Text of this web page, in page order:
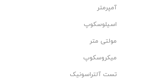
آمپرمتر
اسیلوسکوپ
مولتی متر
میکروسکوپ
تست آلتراسونیک